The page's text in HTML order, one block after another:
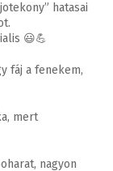
hatasai
😃💪
fáj a fenekem,
mert
nagyon